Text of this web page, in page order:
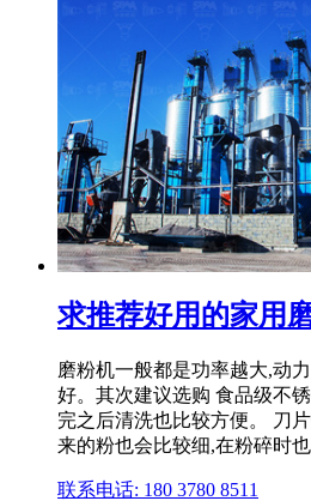
求推荐好用的家用
磨粉机一般都是功率越大,动
好。其次建议选购 食品级不
完之后清洗也比较方便。 刀
来的粉也会比较细,在粉碎时也
联系电话: 180 3780 8511